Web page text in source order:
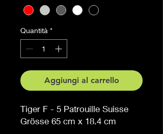
Quantità *
Aggiungi al carrello
Tiger F - 5 Patrouille Suisse
Grösse 65 cm x 18.4 cm